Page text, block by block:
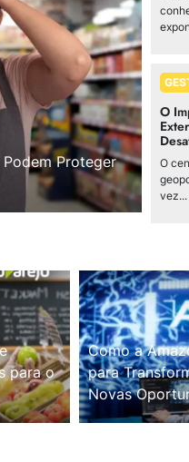
Proteger
O
O
vez...
para o
Como a
para
Novas